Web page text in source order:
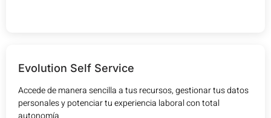
Evolution Self Service
Accede de manera sencilla a tus recursos, gestionar tus datos
personales y potenciar tu experiencia laboral con total